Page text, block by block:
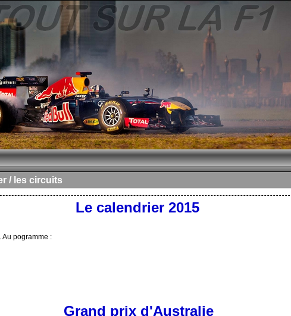
/ les circuits
Le calendrier 2015
pogramme :
Grand prix d'Australie